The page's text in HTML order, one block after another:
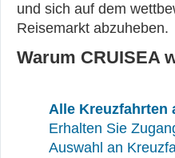
und sich auf dem
Reisemarkt abzuheben.
Warum CRUISEA
Alle Kreuzfahrten
Erhalten Sie
Auswahl an